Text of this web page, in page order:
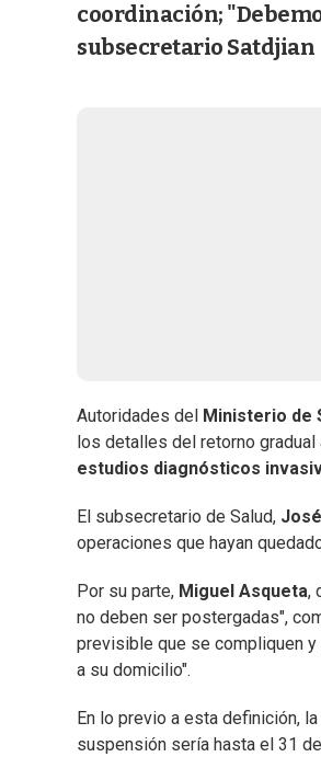
coordinación;
subsecretario Satdjian
Autoridades del Ministerio de
los detalles del retorno gradual
estudios diagnósticos
El subsecretario de Salud,
operaciones que hayan
Por su parte, Miguel Asqueta,
no deben ser postergadas",
previsible que se compliquen y
a su domicilio".
En lo previo a esta definición,
suspensión sería hasta el 31